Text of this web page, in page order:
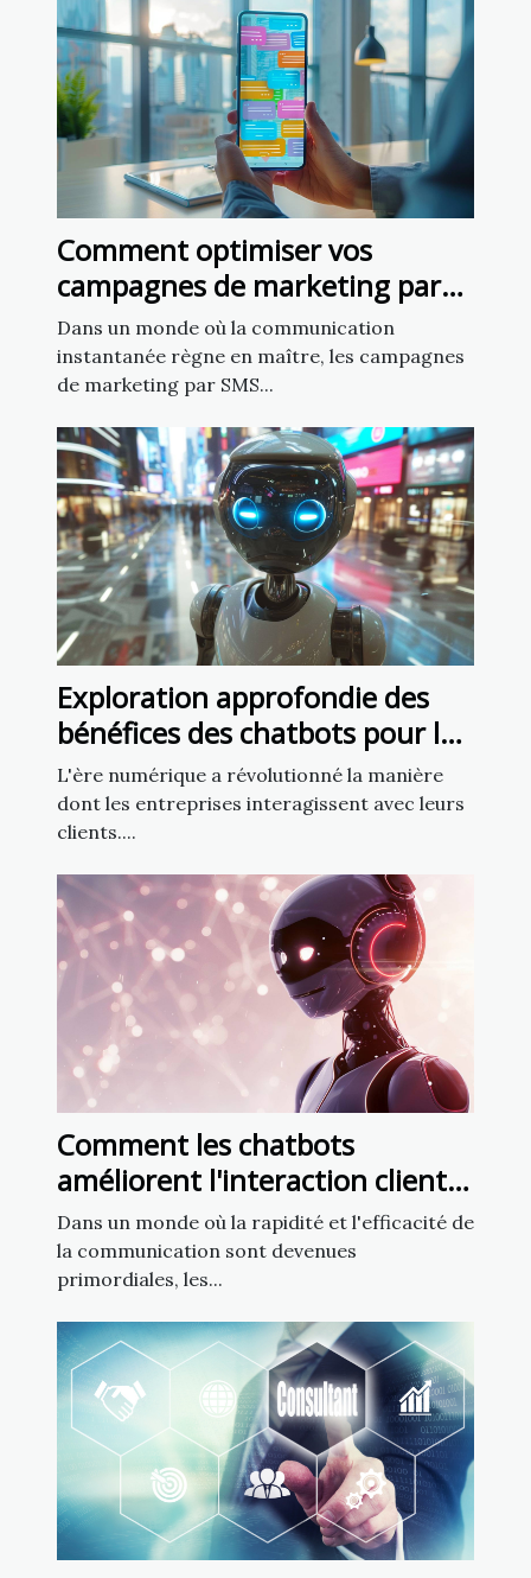
Comment optimiser vos
campagnes de marketing par
SMS pour un impact maximal
Dans un monde où la communication
instantanée règne en maître, les campagnes
de marketing par SMS...
Exploration approfondie des
bénéfices des chatbots pour la
fidélisation client
L'ère numérique a révolutionné la manière
dont les entreprises interagissent avec leurs
clients....
Comment les chatbots
améliorent l'interaction client
dans le secteur francophone
Dans un monde où la rapidité et l'efficacité de
la communication sont devenues
primordiales, les...